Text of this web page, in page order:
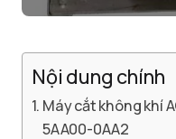
Nội dung chính
Máy cắt không khí
5AA00-0AA2